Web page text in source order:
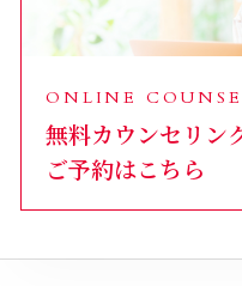
ONLINE
無料カウンセリン
ご予約はこちら